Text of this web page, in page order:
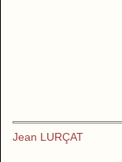
Jean LURÇAT